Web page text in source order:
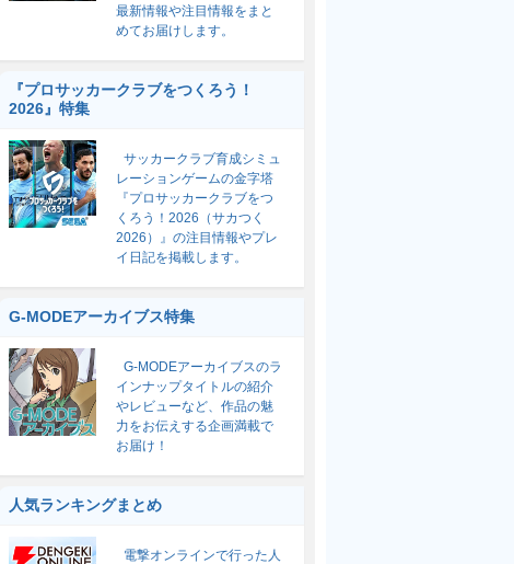
最新情報や注目情報をまと
めてお届けします。
『プロサッカークラブをつくろう！
2026』特集
サッカークラブ育成シミュ
レーションゲームの金字塔
『プロサッカークラブをつ
くろう！2026（サカつく
2026）』の注目情報やプレ
イ日記を掲載します。
G-MODEアーカイブス特集
G-MODEアーカイブスのラ
インナップタイトルの紹介
やレビューなど、作品の魅
力をお伝えする企画満載で
お届け！
人気ランキングまとめ
電撃オンラインで行った人